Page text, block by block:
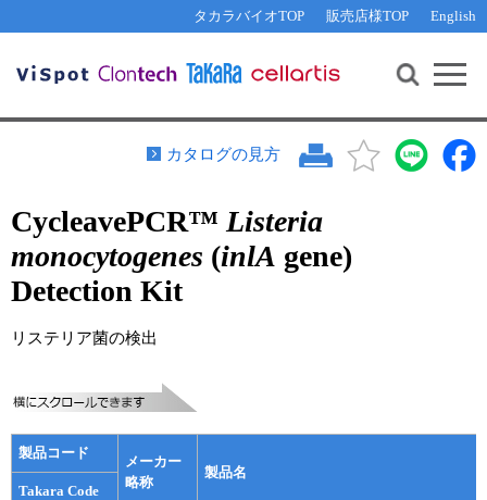
タカラバイオTOP 販売店様TOP English
機能解析・サイレンシング
PCR・等温増幅
リアルタイムPCR（qPCR）
テクニカルサポートライン
その他 ライセンスに関するご相談
遺伝子組換え生物該当製品
研究支援ツール
Cut-Site Navigator 制限酵素切断サイトの検索
In-Fusion Cloning プライマー設計
抗体検索サイト
リアルタイムPCR（インターカレーター法）
プライマー検索・注文
リアルタイムPCR
プライマー・プローブ検索・注文
機器ソフトウェア・ベクター配列ダウンロード
ラーニングセンター
実験ガイド
お問い合わせ WEB会員登録
カタログの見方
CycleavePCR™ Listeria
monocytogenes (inlA gene)
Detection Kit
リステリア菌の検出
製品コード
メーカー
略称
製品名
Takara Code